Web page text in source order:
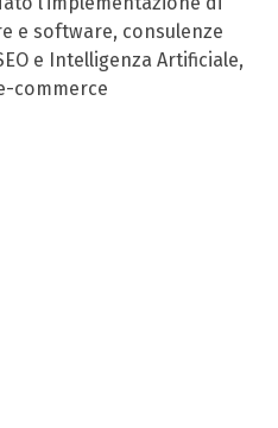
e software, consulenze
e Intelligenza Artificiale,
commerce